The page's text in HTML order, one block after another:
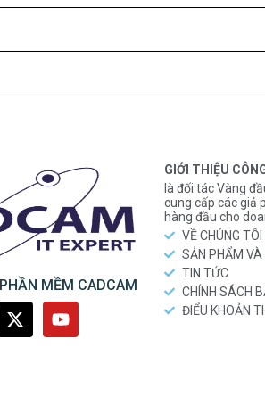
MỀM CADCAM
GIỚI THIỆU
là đối tác Vàng
cung cấp các giả
hàng đầu cho
VỀ CHÚNG TÔI
SẢN PHẨM VÀ
TIN TỨC
CHÍNH SÁCH
ĐIỂU KHOẢN